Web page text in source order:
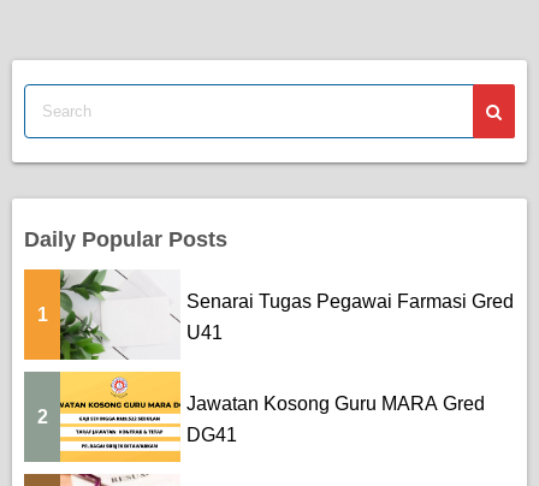
Daily Popular Posts
1
Senarai Tugas Pegawai Farmasi Gred
U41
2
Jawatan Kosong Guru MARA Gred
DG41